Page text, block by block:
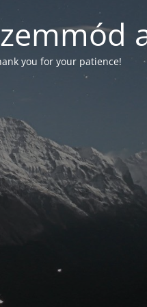
you for your patience!